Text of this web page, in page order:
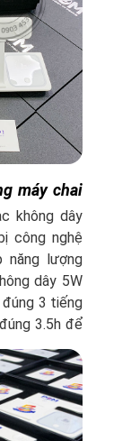
máy chai
không dây
công nghệ
năng lượng
dây 5W
đúng 3 tiếng
3.5h để